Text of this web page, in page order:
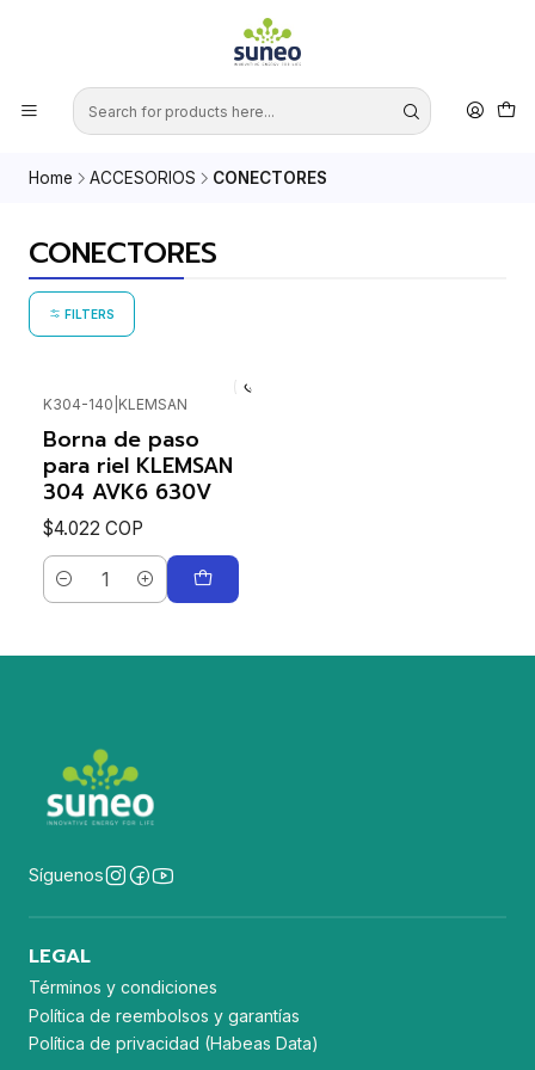
Home ACCESORIOS CONECTORES
CONECTORES
FILTERS
K304-140 KLEMSAN
Borna de paso
para riel KLEMSAN
304 AVK6 630V
$4.022 COP
Cantidad
Síguenos
LEGAL
Términos y condiciones
Política de reembolsos y garantías
Política de privacidad (Habeas Data)